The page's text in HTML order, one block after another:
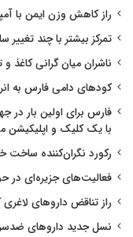
راز کاهش وزن ایمن با
تمرکز بیشتر با چند تغییر
ناشران میان گرانی کاغذ و
کودهای دامی فارس به
فارس برای اولین بار در
با یک کلیک و اپلیکیشن
رکورد نگران‌کننده
فعالیت‌های جزیره‌ای در
راز تناقض داروهای
نسل جدید داروهای